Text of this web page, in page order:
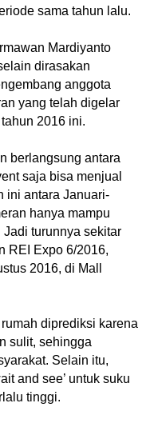
sama tahun lalu.
Mardiyanto
dirasakan
anggota
yang telah digelar
2016 ini.
berlangsung antara
saja bisa menjual
ini antara Januari-
hanya mampu
turunnya sekitar
REI Expo 6/2016,
2016, di Mall
diprediksi karena
sulit, sehingga
Selain itu,
and see’ untuk suku
tinggi.